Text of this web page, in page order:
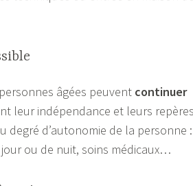
âgées peuvent continuer
leur indépendance et leurs
d’autonomie de la personne :
ou de nuit, soins médicaux…